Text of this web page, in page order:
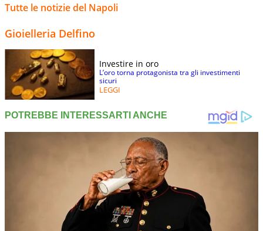
Tutte le notizie del Napoli
Gioielleria Delfino
Investire in oro
L’oro torna protagonista tra gli investimenti
sicuri
LEGGI